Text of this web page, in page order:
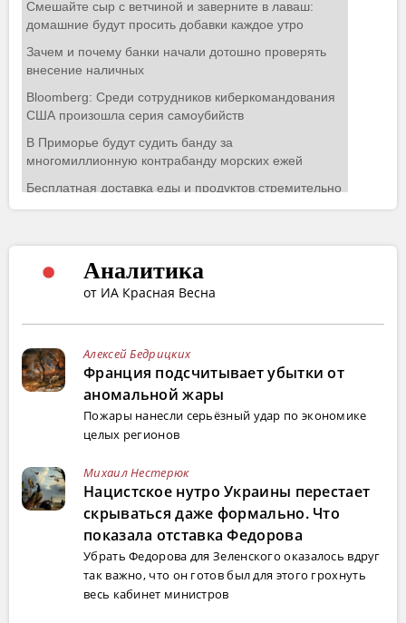
Аналитика
от ИА Красная Весна
Алексей Бедрицких
Франция подсчитывает убытки от
аномальной жары
Пожары нанесли серьёзный удар по экономике
целых регионов
Михаил Нестерюк
Нацистское нутро Украины перестает
скрываться даже формально. Что
показала отставка Федорова
Убрать Федорова для Зеленского оказалось вдруг
так важно, что он готов был для этого грохнуть
весь кабинет министров